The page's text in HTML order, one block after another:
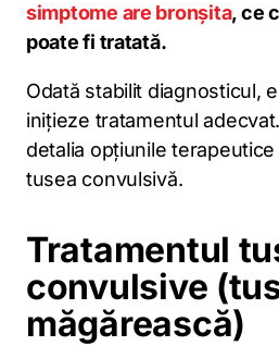
simptome are bronșita, ce
poate fi tratată.
Odată stabilit diagnosticul,
inițieze tratamentul
detalia opțiunile
tusea convulsivă.
Tratamentul
convulsive
măgărească)